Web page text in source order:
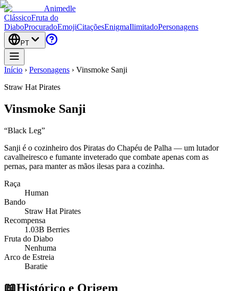
Animedle
ClássicoFruta do
DiaboProcuradoEmojiCitaçõesEnigmaIlimitadoPersonagens
PT
Início › Personagens › Vinsmoke Sanji
Straw Hat Pirates
Vinsmoke Sanji
“Black Leg”
Sanji é o cozinheiro dos Piratas do Chapéu de Palha — um lutador
cavalheiresco e fumante inveterado que combate apenas com as
pernas, para manter as mãos ilesas para a cozinha.
Raça
Human
Bando
Straw Hat Pirates
Recompensa
1.03B Berries
Fruta do Diabo
Nenhuma
Arco de Estreia
Baratie
📖Histórico e Origem